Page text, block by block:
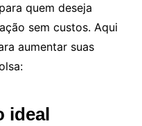
quem deseja
sem custos. Aqui
aumentar suas
ideal